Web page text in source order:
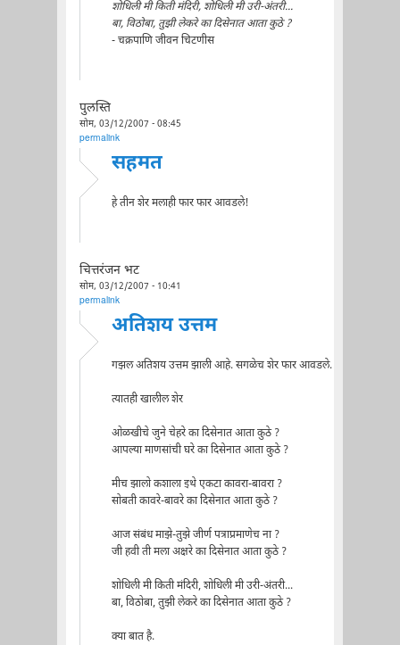
शोधिली मी किती मंदिरी, शोधिली मी उरी-अंतरी...
बा, विठोबा, तुझी लेकरे का दिसेनात आता कुठे ?
- चक्रपाणि जीवन चिटणीस
पुलस्ति
सोम, 03/12/2007 - 08:45
permalink
सहमत
हे तीन शेर मलाही फार फार आवडले!
चित्तरंजन भट
सोम, 03/12/2007 - 10:41
permalink
अतिशय उत्तम
गझल अतिशय उत्तम झाली आहे. सगळेच शेर फार आवडले.
त्यातही खालील शेर
ओळखीचे जुने चेहरे का दिसेनात आता कुठे ?
आपल्या माणसांची घरे का दिसेनात आता कुठे ?
मीच झालो कशाला इथे एकटा कावरा-बावरा ?
सोबती कावरे-बावरे का दिसेनात आता कुठे ?
आज संबंध माझे-तुझे जीर्ण पत्राप्रमाणेच ना ?
जी हवी ती मला अक्षरे का दिसेनात आता कुठे ?
शोधिली मी किती मंदिरी, शोधिली मी उरी-अंतरी...
बा, विठोबा, तुझी लेकरे का दिसेनात आता कुठे ?
क्या बात है.